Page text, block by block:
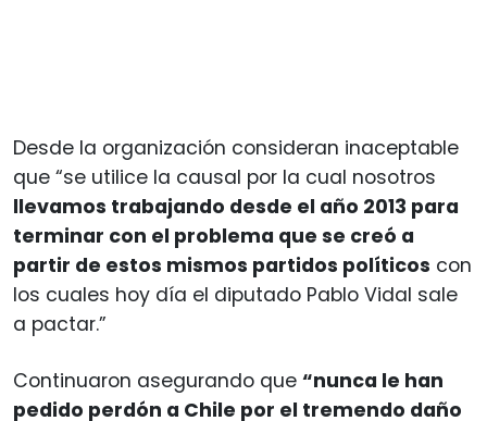
Desde la organización consideran inaceptable
que “se utilice la causal por la cual nosotros
llevamos trabajando desde el año 2013 para
terminar con el problema que se creó a
partir de estos mismos partidos políticos con
los cuales hoy día el diputado Pablo Vidal sale
a pactar.”
Continuaron asegurando que “nunca le han
pedido perdón a Chile por el tremendo daño